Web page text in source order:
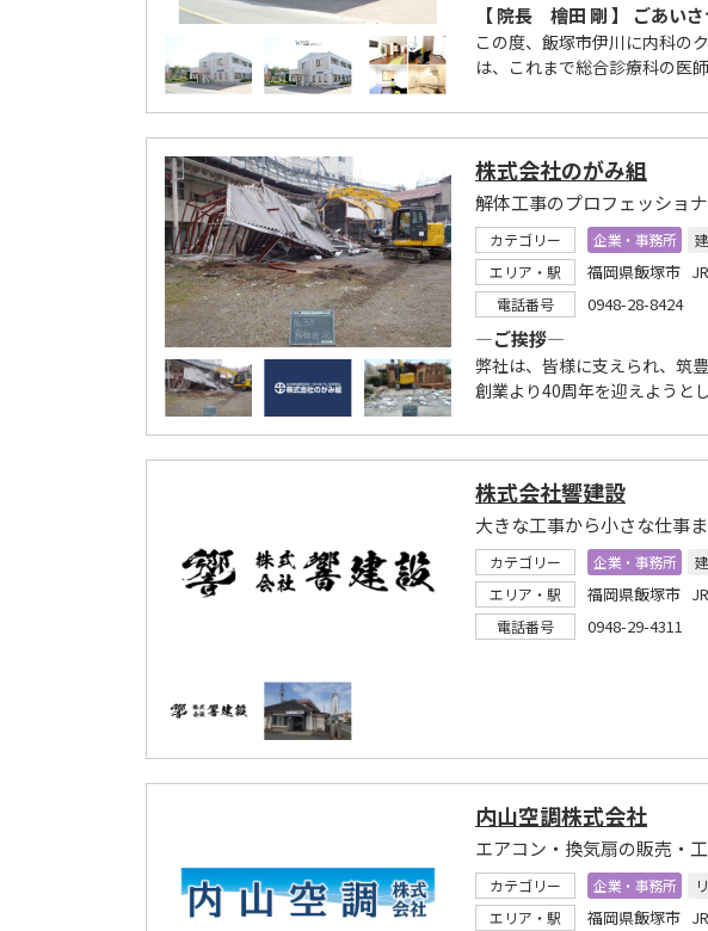
【 院長 檜田 剛 】 ごあいさ
この度、飯塚市伊川に内科の
は、これまで総合診療科の医
株式会社のがみ組
カテゴリー 企業・事務所
エリア・駅
福岡県飯塚市
電話番号 0948-28-8424
―ご挨拶―
弊社は、皆様に支えられ、筑
創業より40周年を迎えようと
株式会社響建設
大きな工事から小さな仕事
カテゴリー 企業・事務所
エリア・駅
福岡県飯塚市
電話番号 0948-29-4311
内山空調株式会社
カテゴリー 企業・事務所
エリア・駅
福岡県飯塚市